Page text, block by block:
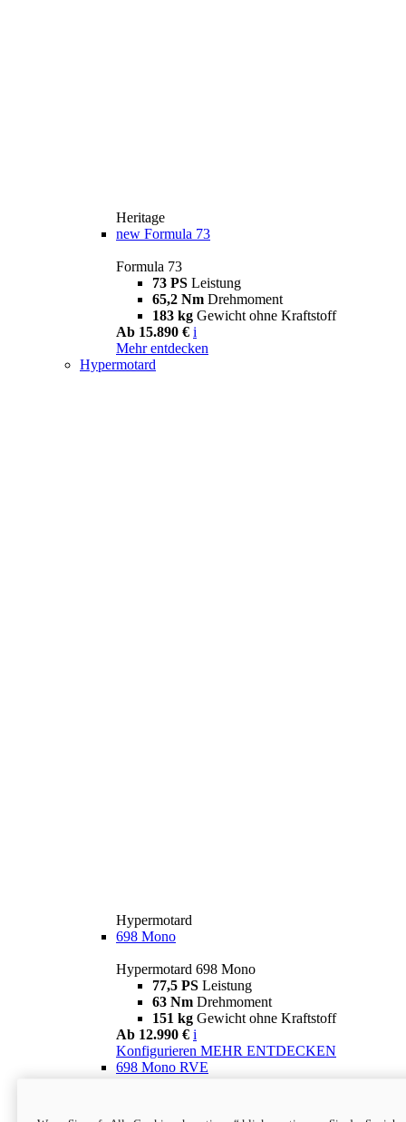
Heritage
new Formula 73
Formula 73
73 PS Leistung
65,2 Nm Drehmoment
183 kg Gewicht ohne Kraftstoff
Ab 15.890 € i
Mehr entdecken
Hypermotard
Hypermotard
698 Mono
Hypermotard 698 Mono
77,5 PS Leistung
63 Nm Drehmoment
151 kg Gewicht ohne Kraftstoff
Ab 12.990 € i
Konfigurieren MEHR ENTDECKEN
698 Mono RVE
77,5 PS
Leistung